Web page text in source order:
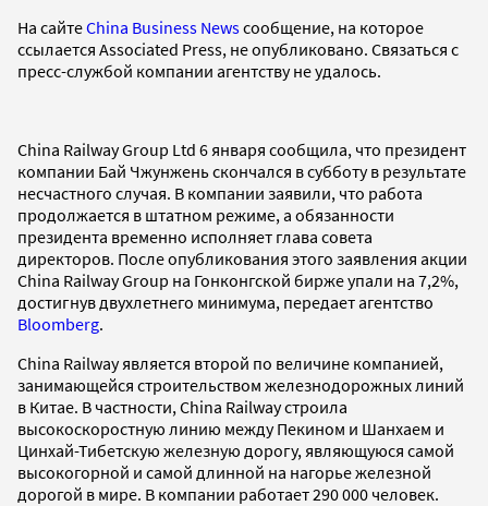
На сайтеChina Business Newsсообщение, на которое
ссылается Associated Press, не опубликовано. Связаться с
пресс-службой компании агентству не удалось.
China Railway Group Ltd 6 января сообщила, что президент
компании Бай Чжунжень скончался в субботу в результате
несчастного случая. В компании заявили, что работа
продолжается в штатном режиме, а обязанности
президента временно исполняет глава совета
директоров. После опубликования этого заявления акции
China Railway Group на Гонконгской бирже упали на 7,2%,
достигнув двухлетнего минимума, передает агентство
Bloomberg.
China Railway является второй по величине компанией,
занимающейся строительством железнодорожных линий
в Китае. В частности, China Railway строила
высокоскоростную линию между Пекином и Шанхаем и
Цинхай-Тибетскую железную дорогу, являющуюся самой
высокогорной и самой длинной на нагорье железной
дорогой в мире. В компании работает 290 000 человек.